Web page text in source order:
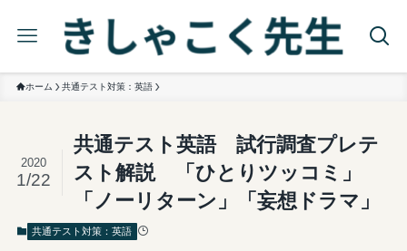
ホーム 共通テスト対策：英語
共通テスト英語 試行調査プレテ
スト解説 「ひとりツッコミ」
「ノーリターン」「妄想ドラマ」
2020
1/22
共通テスト対策：英語